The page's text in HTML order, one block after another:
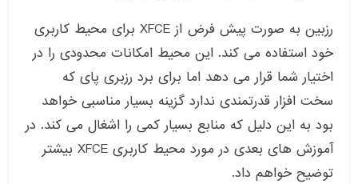
رزبین به صورت پیش فرض از XFCE برای محیط کاربری
خود استفاده می کند. این محیط امکانات محدودی را در
اختیار شما قرار می دهد اما برای برد رزبری پای که
سخت افزار قدرتمندی ندارد گزینه بسیار مناسبی خواهد
بود به این دلیل که منابع بسیار کمی را اشغال می کند. در
آموزش های بعدی در مورد محیط کاربری XFCE بیشتر
توضیح خواهم داد.